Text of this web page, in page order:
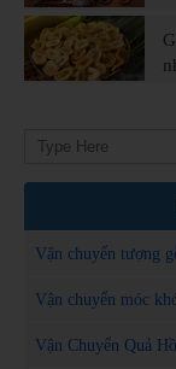
Search
Vận chuyển tượng
Vận chuyển móc
Vận Chuyển Quả